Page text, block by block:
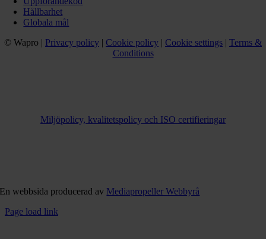
Hållbarhet
Globala mål
© Wapro | Privacy policy | Cookie policy | Cookie settings | Terms &
Conditions
Miljöpolicy, kvalitetspolicy och ISO certifieringar
En webbsida producerad av Mediapropeller Webbyrå
Page load link